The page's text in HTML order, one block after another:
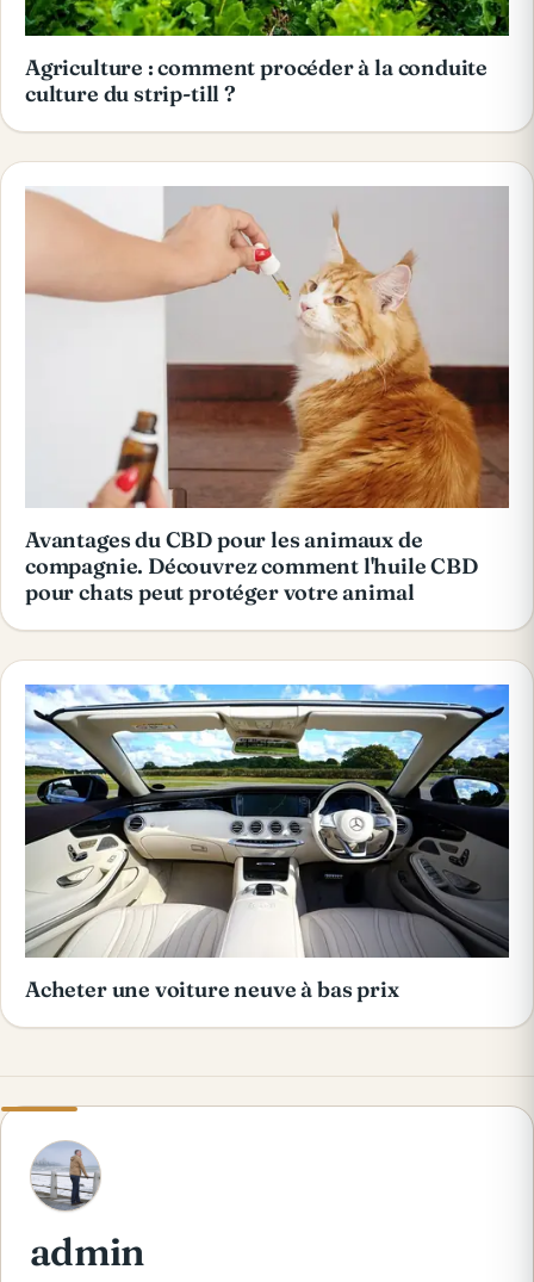
Agriculture : comment procéder à la conduite
culture du strip-till ?
Avantages du CBD pour les animaux de
compagnie. Découvrez comment l'huile CBD
pour chats peut protéger votre animal
Acheter une voiture neuve à bas prix
A
admin